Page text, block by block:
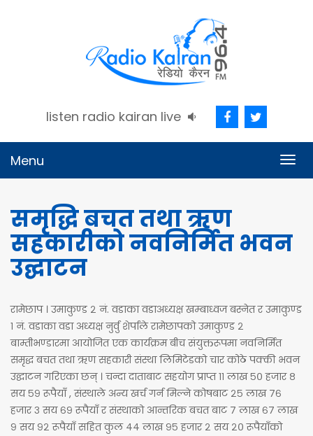
listen radio kairan live
Menu
समृद्धि बचत तथा ऋण
सहकारीको नवनिर्मित भवन
उद्घाटन
रामेछाप । उमाकुण्ड २ नं. वडाका वडाअध्यक्ष खम्बाध्वज बस्नेत र उमाकुण्ड
१ नं. वडाका वडा अध्यक्ष नुर्वु शेर्पाले रामेछापको उमाकुण्ड २
बाम्तीभण्डारमा आयोजित एक कार्यक्रम बीच संयुक्तरूपमा नवनिर्मित
समृद्ध बचत तथा ऋण सहकारी संस्था लिमिटेडको चार कोठे पक्की भवन
उद्घाटन गरिएका छन् । चन्दा दाताबाट सहयोग प्राप्त ११ लाख ५० हजार ८
सय ५९ रूपैयाँ , संस्थाले अन्य खर्च गर्न मिल्ने कोषबाट २५ लाख ७६
हजार ३ सय ६९ रूपैयाँ र संस्थाको आन्तरिक बचत बाट ७ लाख ६७ लाख
९ सय ९२ रूपैयाँ सहित कुल ४४ लाख ९५ हजार २ सय २० रूपैयाँको